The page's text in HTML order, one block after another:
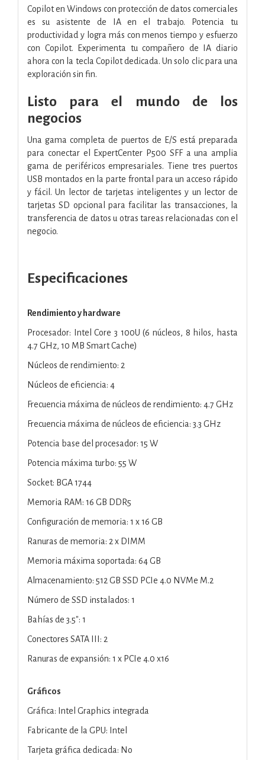
Copilot en Windows con protección de datos comerciales
es su asistente de IA en el trabajo. Potencia tu
productividad y logra más con menos tiempo y esfuerzo
con Copilot. Experimenta tu compañero de IA diario
ahora con la tecla Copilot dedicada. Un solo clic para una
exploración sin fin.
Listo para el mundo de los
negocios
Una gama completa de puertos de E/S está preparada
para conectar el ExpertCenter P500 SFF a una amplia
gama de periféricos empresariales. Tiene tres puertos
USB montados en la parte frontal para un acceso rápido
y fácil. Un lector de tarjetas inteligentes y un lector de
tarjetas SD opcional para facilitar las transacciones, la
transferencia de datos u otras tareas relacionadas con el
negocio.
Especificaciones
Rendimiento y hardware
Procesador: Intel Core 3 100U (6 núcleos, 8 hilos, hasta
4.7 GHz, 10 MB Smart Cache)
Núcleos de rendimiento: 2
Núcleos de eficiencia: 4
Frecuencia máxima de núcleos de rendimiento: 4.7 GHz
Frecuencia máxima de núcleos de eficiencia: 3.3 GHz
Potencia base del procesador: 15 W
Potencia máxima turbo: 55 W
Socket: BGA 1744
Memoria RAM: 16 GB DDR5
Configuración de memoria: 1 x 16 GB
Ranuras de memoria: 2 x DIMM
Memoria máxima soportada: 64 GB
Almacenamiento: 512 GB SSD PCIe 4.0 NVMe M.2
Número de SSD instalados: 1
Bahías de 3.5": 1
Conectores SATA III: 2
Ranuras de expansión: 1 x PCIe 4.0 x16
Gráficos
Gráfica: Intel Graphics integrada
Fabricante de la GPU: Intel
Tarjeta gráfica dedicada: No